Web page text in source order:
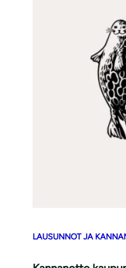
LAUSUNNOT JA